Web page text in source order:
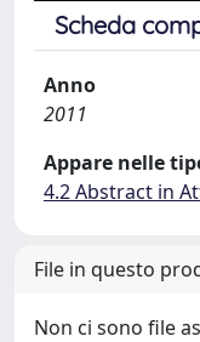
Scheda
Anno
2011
Appare nelle
4.2 Abstract in
File in questo
Non ci sono file